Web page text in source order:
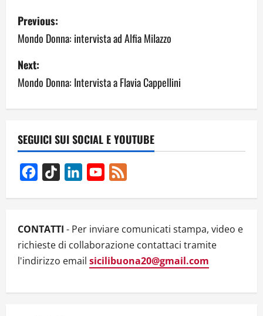
P
o
s
t
n
a
v
i
a
t
i
Previous:
Mondo Donna: intervista ad Alfia Milazzo
Next:
Mondo Donna: Intervista a Flavia Cappellini
SEGUICI SUI SOCIAL E YOUTUBE
Facebook
TikTok LinkedInYouTube
CONTATTI - Per inviare comunicati stampa, video e
richieste di collaborazione contattaci tramite
l'indirizzo email sicilibuona20@gmail.com